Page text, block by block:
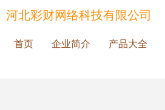
河北彩财网络科技有限公司
首页 企业简介 产品大全